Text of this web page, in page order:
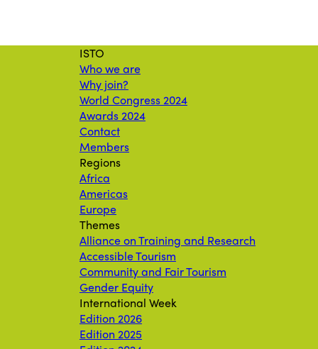
ISTO
Who we are
Why join?
World Congress 2024
Awards 2024
Contact
Members
Regions
Africa
Americas
Europe
Themes
Alliance on Training and Research
Accessible Tourism
Community and Fair Tourism
Gender Equity
International Week
Edition 2026
Edition 2025